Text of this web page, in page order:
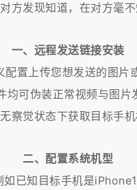
发现知道，在对方毫
一、远程发送链接安装
置上传您想发送的图片
可伪装正常视频与图
察觉状态下获取目标手机
二、配置系统机型
已知目标手机是